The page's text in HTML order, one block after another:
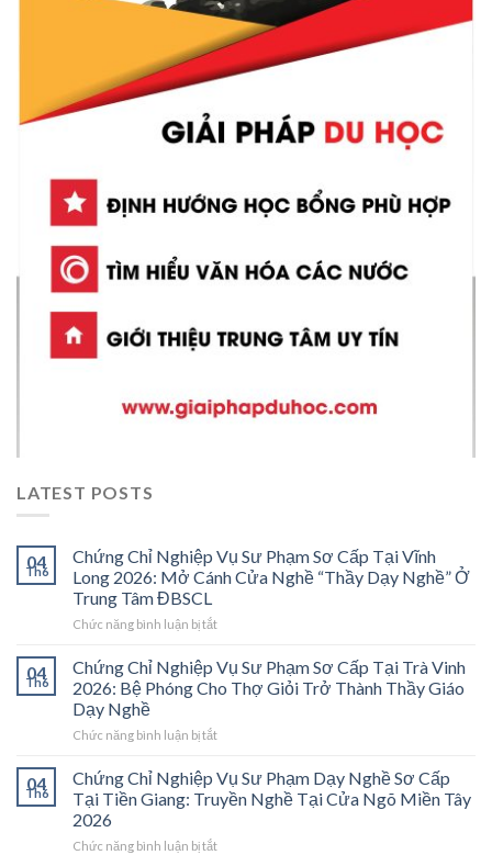
LATEST POSTS
04
Th6
Chứng Chỉ Nghiệp Vụ Sư Phạm Sơ Cấp Tại Vĩnh
Long 2026: Mở Cánh Cửa Nghề “Thầy Dạy Nghề” Ở
Trung Tâm ĐBSCL
Chức năng bình luận bị tắtở
Chỉ
Nghiệp
Vụ
Phạm
Cấp
Tại
Vĩnh
2026:
04
Th6
Chứng Chỉ Nghiệp Vụ Sư Phạm Sơ Cấp Tại Trà Vinh
2026: Bệ Phóng Cho Thợ Giỏi Trở Thành Thầy Giáo
Dạy Nghề
Chức năng bình luận bị tắtở
Chỉ
Nghiệp
Vụ
Phạm
04
Th6
Chứng Chỉ Nghiệp Vụ Sư Phạm Dạy Nghề Sơ Cấp
Tại Tiền Giang: Truyền Nghề Tại Cửa Ngõ Miền Tây
2026
Chức năng bình luận bị tắtở